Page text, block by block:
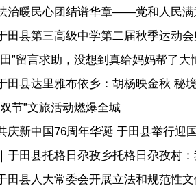
治暖民心团结谱华章——党和人民
田县第三高级中学第二届秋季运动
”留言求助，没想到真给妈妈帮了大
田县达里雅布依乡：胡杨映金秋 秘
双节”文旅活动燃爆全城
庆新中国76周年华诞 于田县举行迎
于田县托格日尕孜乡托格日尕孜村
田县人大常委会开展立法和规范性